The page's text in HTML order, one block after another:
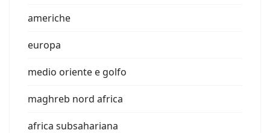
americhe
europa
medio oriente e golfo
maghreb nord africa
africa subsahariana